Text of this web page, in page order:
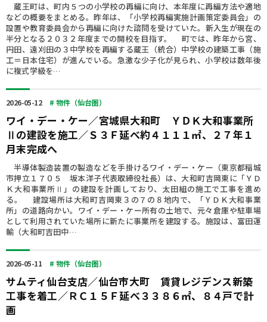
蔵王町は、町内５つの小学校の再編に向け、本年度に再編方法や適地
などの概要をまとめる。昨年は、「小学校再編実施計画策定委員会」の
設置や教育委員会から再編に向けた諮問を受けていた。新入生が現在の
半分となる２０３２年度までの開校を目指す。 町では、昨年から宮、
円田、遠刈田の３中学校を再編する蔵王（統合）中学校の建築工事（施
工＝日本住宅）が進んでいる。急激な少子化が見られ、小学校は数年後
に複式学級を…
2026-05-12 # 物件（仙台圏）
ワイ・デー・ケー／宮城県大和町 ＹＤＫ大和事業所
Ⅱの建設を施工／Ｓ３Ｆ延べ約４１１１㎡、２７年１
月末完成へ
半導体製造装置の製造などを手掛けるワイ・デー・ケー（東京都稲城
市押立１７０５ 坂本洋子代表取締役社長）は、大和町吉岡東に「ＹＤ
Ｋ大和事業所Ⅱ」の建設を計画しており、太田組の施工で工事を進め
る。 建設場所は大和町吉岡東３の７の８地内で、「ＹＤＫ大和事業
所」の道路向かい。ワイ・デー・ケー所有の土地で、元々倉庫や駐車場
として利用されていた場所に新たに事業所を建設する。施設は、富田運
輸（大和町吉田中…
2026-05-11 # 物件（仙台圏）
サムティ仙台支店／仙台市大町 賃貸レジデンス新築
工事を着工／ＲＣ１５Ｆ延べ３３８６㎡、８４戸で計
画